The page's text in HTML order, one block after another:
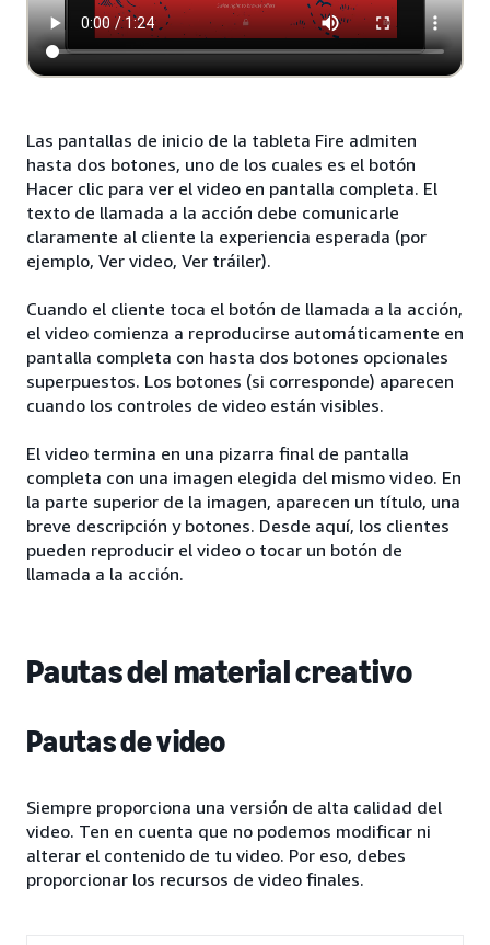
Las pantallas de inicio de la tableta Fire admiten
hasta dos botones, uno de los cuales es el botón
Hacer clic para ver el video en pantalla completa. El
texto de llamada a la acción debe comunicarle
claramente al cliente la experiencia esperada (por
ejemplo, Ver video, Ver tráiler).
Cuando el cliente toca el botón de llamada a la acción,
el video comienza a reproducirse automáticamente en
pantalla completa con hasta dos botones opcionales
superpuestos. Los botones (si corresponde) aparecen
cuando los controles de video están visibles.
El video termina en una pizarra final de pantalla
completa con una imagen elegida del mismo video. En
la parte superior de la imagen, aparecen un título, una
breve descripción y botones. Desde aquí, los clientes
pueden reproducir el video o tocar un botón de
llamada a la acción.
Pautas del material creativo
Pautas de video
Siempre proporciona una versión de alta calidad del
video. Ten en cuenta que no podemos modificar ni
alterar el contenido de tu video. Por eso, debes
proporcionar los recursos de video finales.